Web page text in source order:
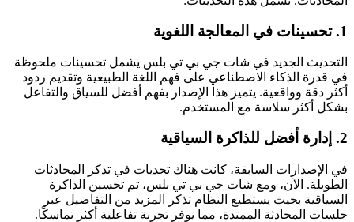
1. تحسينات في المعالجة اللغوية
التحديث الجديد في شات جي بي تي بلس يشمل تحسينات ملحوظة
في قدرة الذكاء الاصطناعي على فهم اللغة الطبيعية وتقديم ردود
أكثر دقة وواقعية. يتميز هذا الإصدار بفهم أفضل للسياق والتفاعل
بشكل أكثر سلاسة مع المستخدم.
2. إدارة أفضل للذاكرة السياقية
في الإصدارات السابقة، كانت هناك تحديات في تذكر المحادثات
الطويلة. الآن، ومع شات جي بي تي بلس، تم تحسين الذاكرة
السياقية بحيث يستطيع النظام تذكر المزيد من التفاصيل عبر
جلسات المحادثة الممتدة، مما يوفر تجربة تفاعلية أكثر تماسكًا.